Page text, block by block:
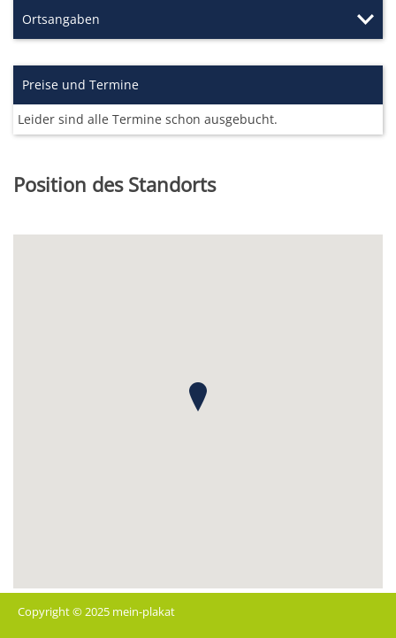
Ortsangaben
Preise und Termine
Leider sind alle Termine schon ausgebucht.
Position des Standorts
Copyright © 2025 mein-plakat